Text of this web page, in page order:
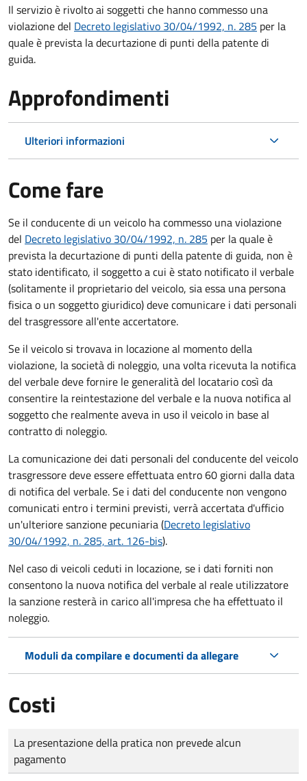
Il servizio è rivolto ai soggetti che hanno commesso una
violazione del Decreto legislativo 30/04/1992, n. 285 per la
quale è prevista la decurtazione di punti della patente di
guida.
Approfondimenti
Ulteriori informazioni
Come fare
Se il conducente di un veicolo ha commesso una violazione
del Decreto legislativo 30/04/1992, n. 285 per la quale è
prevista la decurtazione di punti della patente di guida, non è
stato identificato, il soggetto a cui è stato notificato il verbale
(solitamente il proprietario del veicolo, sia essa una persona
fisica o un soggetto giuridico) deve comunicare i dati personali
del trasgressore all'ente accertatore.
Se il veicolo si trovava in locazione al momento della
violazione, la società di noleggio, una volta ricevuta la notifica
del verbale deve fornire le generalità del locatario così da
consentire la reintestazione del verbale e la nuova notifica al
soggetto che realmente aveva in uso il veicolo in base al
contratto di noleggio.
La comunicazione dei dati personali del conducente del veicolo
trasgressore deve essere effettuata entro 60 giorni dalla data
di notifica del verbale.Se i dati del conducente non vengono
comunicati entro i termini previsti, verrà accertata d'ufficio
un'ulteriore sanzione pecuniaria (Decreto legislativo
30/04/1992, n. 285, art. 126-bis).
Nel caso di veicoli ceduti in locazione, se i dati forniti non
consentono la nuova notifica del verbale al reale utilizzatore
la sanzione resterà in carico all'impresa che ha effettuato il
noleggio.
Moduli da compilare e documenti da allegare
Costi
Tipo di pagamento
Importo
La presentazione della pratica non prevede alcun
pagamento